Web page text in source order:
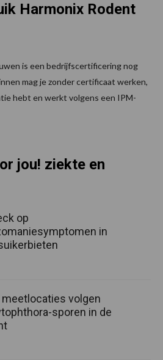
Harmonix Rodent
is een bedrijfscertificering nog
mag je zonder certificaat werken,
hebt en werkt volgens een IPM-
jou! ziekte en
op
in
volgen
sporen in de